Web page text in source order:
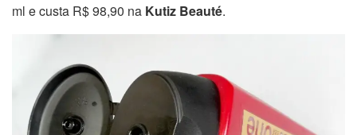
ml e custa R$ 98,90 na Kutiz Beauté.